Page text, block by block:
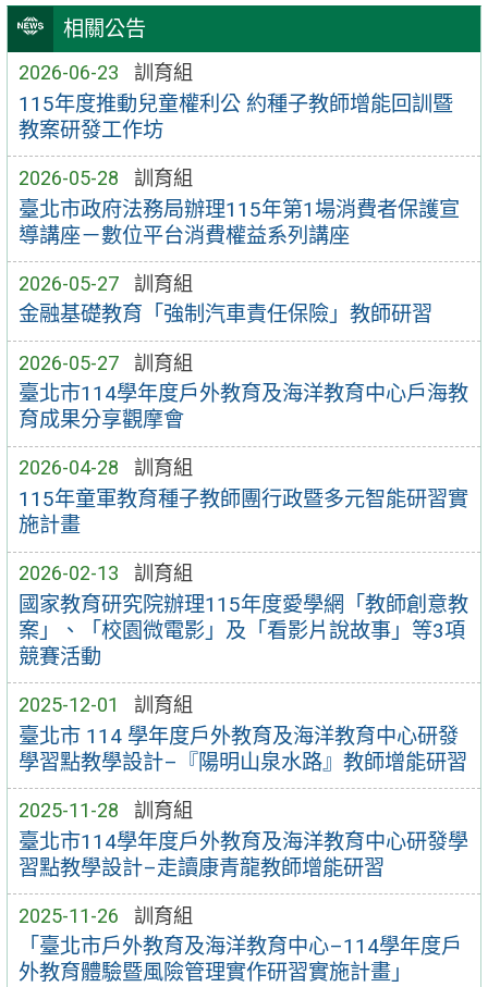
相關公告
2026-06-23 訓育組
115年度推動兒童權利公 約種子教師增能回訓暨
教案研發工作坊
2026-05-28 訓育組
臺北市政府法務局辦理115年第1場消費者保護宣
導講座－數位平台消費權益系列講座
2026-05-27 訓育組
金融基礎教育「強制汽車責任保險」教師研習
2026-05-27 訓育組
臺北市114學年度戶外教育及海洋教育中心戶海教
育成果分享觀摩會
2026-04-28 訓育組
115年童軍教育種子教師團行政暨多元智能研習實
施計畫
2026-02-13 訓育組
國家教育研究院辦理115年度愛學網「教師創意教
案」、「校園微電影」及「看影片說故事」等3項
競賽活動
2025-12-01 訓育組
臺北市 114 學年度戶外教育及海洋教育中心研發
學習點教學設計–『陽明山泉水路』教師增能研習
2025-11-28 訓育組
臺北市114學年度戶外教育及海洋教育中心研發學
習點教學設計–走讀康青龍教師增能研習
2025-11-26 訓育組
「臺北市戶外教育及海洋教育中心–114學年度戶
外教育體驗暨風險管理實作研習實施計畫」